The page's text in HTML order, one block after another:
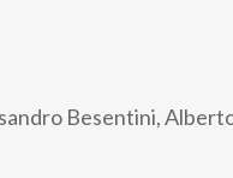
Besentini,